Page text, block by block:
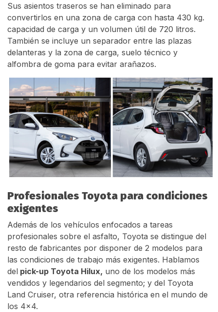
Sus asientos traseros se han eliminado para
convertirlos en una zona de carga con hasta 430 kg.
capacidad de carga y un volumen útil de 720 litros.
También se incluye un separador entre las plazas
delanteras y la zona de carga, suelo técnico y
alfombra de goma para evitar arañazos.
Profesionales Toyota para condiciones
exigentes
Además de los vehículos enfocados a tareas
profesionales sobre el asfalto, Toyota se distingue del
resto de fabricantes por disponer de 2 modelos para
las condiciones de trabajo más exigentes. Hablamos
del pick-up Toyota Hilux, uno de los modelos más
vendidos y legendarios del segmento; y del Toyota
Land Cruiser, otra referencia histórica en el mundo de
los 4x4.